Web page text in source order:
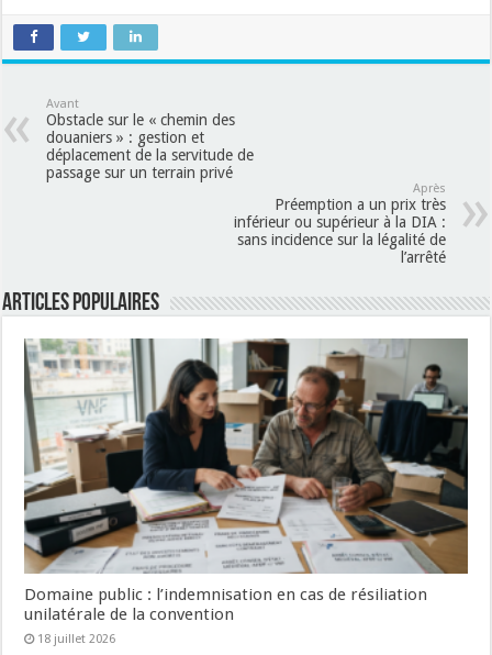
Avant
Obstacle sur le « chemin des
douaniers » : gestion et
déplacement de la servitude de
passage sur un terrain privé
Après
Préemption a un prix très
inférieur ou supérieur à la DIA :
sans incidence sur la légalité de
l’arrêté
Articles populaires
Domaine public : l’indemnisation en cas de résiliation
unilatérale de la convention
18 juillet 2026